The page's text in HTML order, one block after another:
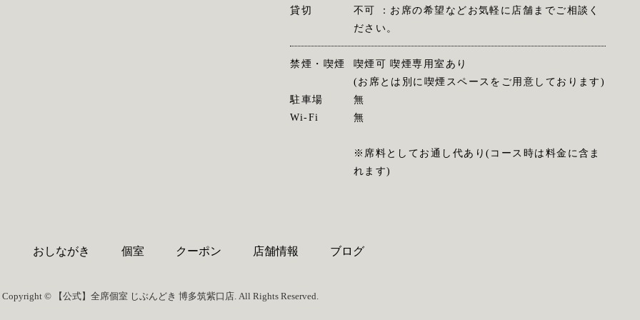
貸切
不可 ：お席の希望などお気軽に店舗までご相談く
ださい。
禁煙・喫煙
喫煙可 喫煙専用室あり
(お席とは別に喫煙スペースをご用意しております)
駐車場
無
Wi-Fi
無
※席料としてお通し代あり(コース時は料金に含ま
れます)
おしながき 個室 クーポン 店舗情報 ブログ
Copyright © 【公式】全席個室 じぶんどき 博多筑紫口店. All Rights Reserved.